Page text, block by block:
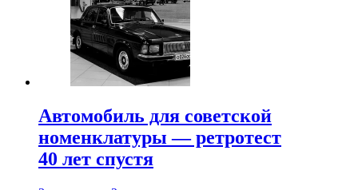
Автомобиль для советской
номенклатуры — ретротест
40 лет спустя